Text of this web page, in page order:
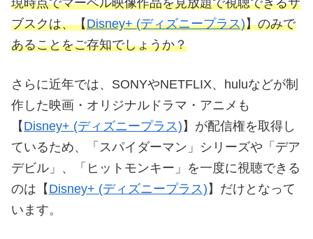
現時点でマーベル映像作品を見放題で視聴できるサ
ブスクは、【Disney+ (ディズニープラス)】のみで
あることをご存知でしょうか？
さらに近年では、SONYやNETFLIX、huluなどが制
作した映画・オリジナルドラマ・アニメも
【 Disney+ (ディズニープラス) 】が配信権を取得し
ているため、「スパイダーマン」シリーズや「デア
デビル」、「ヒットモンキー」を一度に視聴できる
のは【 Disney+ (ディズニープラス) 】だけとなって
います。